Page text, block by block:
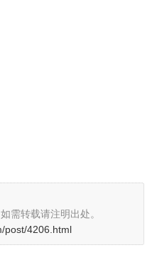
需转载请注明出处。
post/4206.html